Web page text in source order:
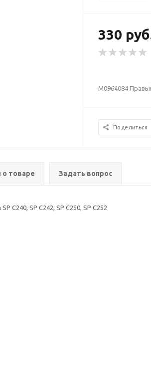
330
M0964084
Поделиться
товаре Задать вопрос
C240, SP C242, SP C250, SP C252